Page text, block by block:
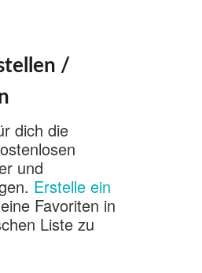
/
dich die
und
Erstelle ein
Favoriten in
Liste zu